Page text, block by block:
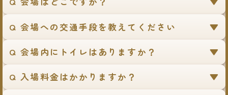
Q 会場への交通手段を教えてください
Q 会場内にトイレはありますか？
Q 入場料金はかかりますか？